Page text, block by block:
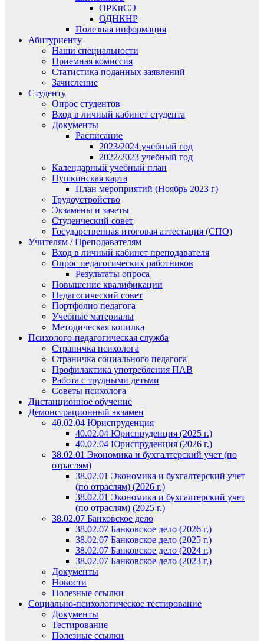
ОРКиСЭ
ОДНКНР
Полезная информация
Абитуриенту
Наши специальности
Приемная комиссия
Статистика поданных заявлений
Зачисление
Студенту
Опрос студентов
Вход в личный кабинет студента
Документы
Расписание
2023/2024 учебный год
2022/2023 учебный год
Календарный учебный план
Пушкинская карта
План мероприятий (Ноябрь 2023 г)
Трудоустройство
Экзамены и зачеты
Студенческий совет
Государственная итоговая аттестация (СПО)
Учителям / Преподавателям
Вход в личный кабинет преподавателя
Опрос педагогических работников
Результаты опроса
Повышение квалификации
Педагогический совет
Портфолио педагога
Учебные материалы
Методическая копилка
Психолого-педагогическая служба
Страничка психолога
Страничка социального педагога
Профилактика употребления ПАВ
Работа с трудными детьми
Советы психолога
Дистанционное обучение
Демонстрационный экзамен
40.02.04 Юриспруденция
40.02.04 Юриспруденция (2025 г.)
40.02.04 Юриспруденция (2026 г.)
38.02.01 Экономика и бухгалтерский учет (по
отраслям)
38.02.01 Экономика и бухгалтерский учет
(по отраслям) (2026 г.)
38.02.01 Экономика и бухгалтерский учет
(по отраслям) (2025 г.)
38.02.07 Банковское дело
38.02.07 Банковское дело (2026 г.)
38.02.07 Банковское дело (2025 г.)
38.02.07 Банковское дело (2024 г.)
38.02.07 Банковское дело (2023 г.)
Документы
Новости
Полезные ссылки
Социально-психологическое тестирование
Документы
Тестирование
Полезные ссылки